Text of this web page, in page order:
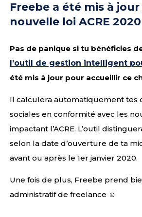
Freebe a été mis à
nouvelle loi ACRE 2020
Pas de panique si tu bénéficies de
l’outil de gestion intelligent
été mis à jour pour accueillir ce
Il calculera automatiquement tes
sociales en conformité avec les
impactant l’ACRE. L’outil
selon la date d’ouverture de ta
avant ou après le 1er janvier 2020.
Une fois de plus, Freebe prend
administratif de freelance ☺